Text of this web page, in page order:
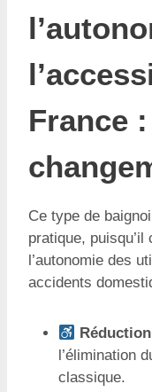
France
Ce type de
pratique,
l’autonomie des
accidents
l’élimination
classique.